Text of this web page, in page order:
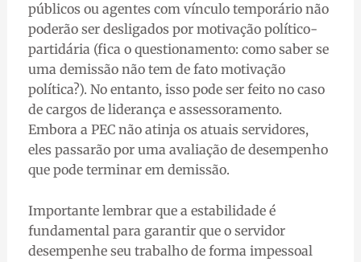
públicos ou agentes com vínculo temporário não
poderão ser desligados por motivação político-
partidária (fica o questionamento: como saber se
uma demissão não tem de fato motivação
política?). No entanto, isso pode ser feito no caso
de cargos de liderança e assessoramento.
Embora a PEC não atinja os atuais servidores,
eles passarão por uma avaliação de desempenho
que pode terminar em demissão.
Importante lembrar que a estabilidade é
fundamental para garantir que o servidor
desempenhe seu trabalho de forma impessoal